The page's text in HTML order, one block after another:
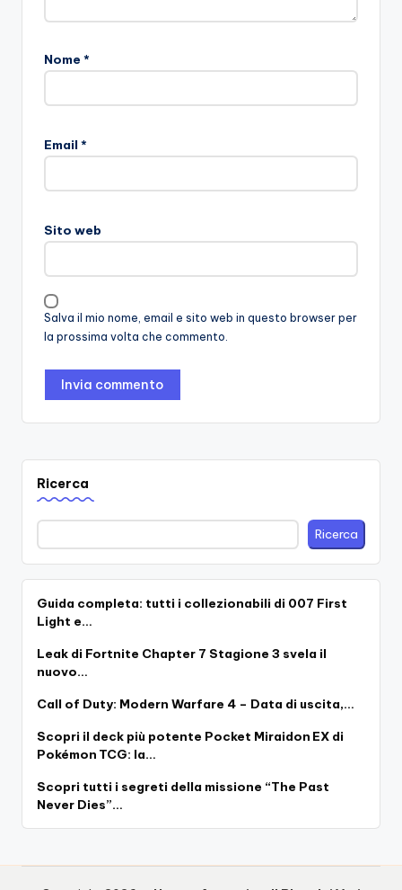
Nome *
Email *
Sito web
Salva il mio nome, email e sito web in questo browser per
la prossima volta che commento.
Ricerca
Ricerca
Guida completa: tutti i collezionabili di 007 First
Light e…
Leak di Fortnite Chapter 7 Stagione 3 svela il
nuovo…
Call of Duty: Modern Warfare 4 – Data di uscita,…
Scopri il deck più potente Pocket Miraidon EX di
Pokémon TCG: la…
Scopri tutti i segreti della missione “The Past
Never Dies”…